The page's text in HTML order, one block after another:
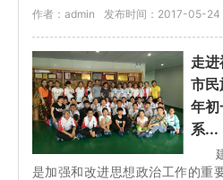
作者：admin 发布时间：2017-05-24
走
市
年初
系...
是加强和改进思想政治工作的重